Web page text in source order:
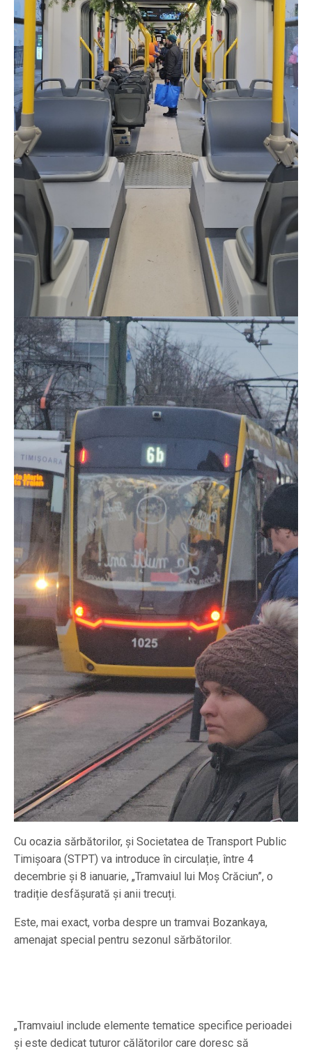
Cu ocazia sărbătorilor, și Societatea de Transport Public
Timișoara (STPT) va introduce în circulație, între 4
decembrie și 8 ianuarie, „Tramvaiul lui Moș Crăciun”, o
tradiție desfășurată și anii trecuți.
Este, mai exact, vorba despre un tramvai Bozankaya,
amenajat special pentru sezonul sărbătorilor.
„Tramvaiul include elemente tematice specifice perioadei
și este dedicat tuturor călătorilor care doresc să